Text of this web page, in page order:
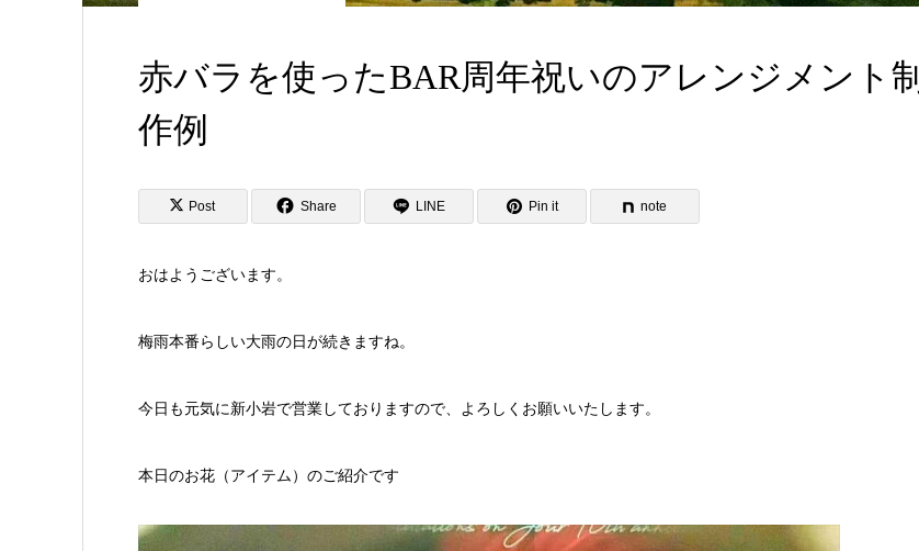
赤バラを使ったBAR周年祝いのアレンジメント制
作例
Post Share LINE Pin it note
おはようございます。
梅雨本番らしい大雨の日が続きますね。
今日も元気に新小岩で営業しておりますので、よろしくお願いいたします。
本日のお花（アイテム）のご紹介です